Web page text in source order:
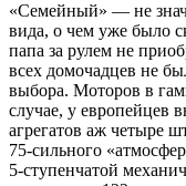
«Семейный» — не
вида, о чем уже было
папа за рулем не
всех домочадцев не
выбора. Моторов в
случае, у европейцев
агрегатов аж четыре
75‑сильного
5‑ступенчатой